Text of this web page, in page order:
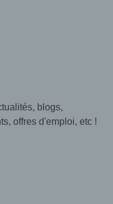
blogs,
offres d'emploi, etc !